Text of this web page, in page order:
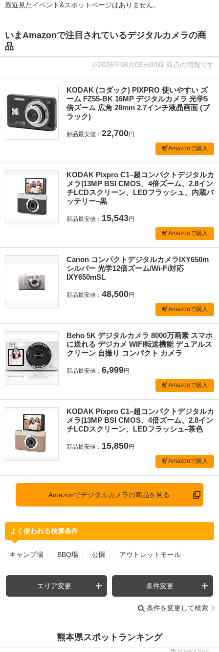
最近見たイベント&スポットページはありません。
いまAmazonで注目されているデジタルカメラの商
品
※2026年08月09日00時 時点の情報です
KODAK (コダック) PIXPRO 使いやすい ズ
ーム FZ55-BK 16MP デジタルカメラ 光学5
倍ズーム 広角 28mm 2.7インチ液晶画面 (ブ
ラック)
新品最安値： 22,700円
Amazonで購入
KODAK Pixpro C1–超コンパクトデジタルカ
メラ|13MP BSI CMOS、4倍ズーム、2.8イン
チLCDスクリーン、LEDフラッシュ、内蔵バ
ッテリー–黒
新品最安値： 15,543円
Amazonで購入
Canon コンパクトデジタルカメラIXY650m
シルバー 光学12倍ズーム/Wi-Fi対応
IXY650mSL
新品最安値： 48,500円
Amazonで購入
Beho 5K デジタルカメラ 8000万画素 スマホ
に送れる デジカメ WIFI転送機能 デュアルス
クリーン 自撮り コンパクト カメラ
新品最安値： 6,999円
Amazonで購入
KODAK Pixpro C1–超コンパクトデジタルカ
メラ|13MP BSI CMOS、4倍ズーム、2.8イン
チLCDスクリーン、LEDフラッシュ–茶色
新品最安値： 15,850円
Amazonで購入
Amazonでデジタルカメラの商品を見る
よく使われる検索条件
キャンプ場 BBQ場 公園 アウトレットモール
エリア変更 条件変更
条件を変更して検索
熊本県スポットランキング